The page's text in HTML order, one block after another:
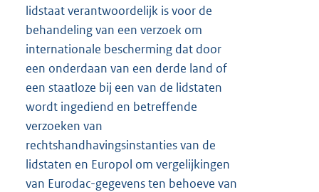
lidstaat verantwoordelijk is voor de
behandeling van een verzoek om
internationale bescherming dat door
een onderdaan van een derde land of
een staatloze bij een van de lidstaten
wordt ingediend en betreffende
verzoeken van
rechtshandhavingsinstanties van de
lidstaten en Europol om vergelijkingen
van Eurodac-gegevens ten behoeve van